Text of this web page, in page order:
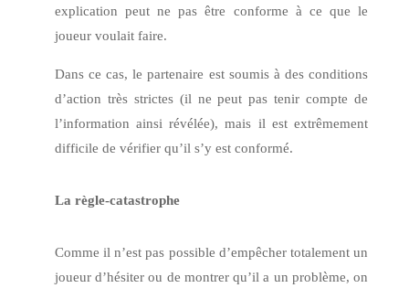
explication peut ne pas être conforme à ce que le
joueur voulait faire.
Dans ce cas, le partenaire est soumis à des conditions
d’action très strictes (il ne peut pas tenir compte de
l’information ainsi révélée), mais il est extrêmement
difficile de vérifier qu’il s’y est conformé.
La règle-catastrophe
Comme il n’est pas possible d’empêcher totalement un
joueur d’hésiter ou de montrer qu’il a un problème, on